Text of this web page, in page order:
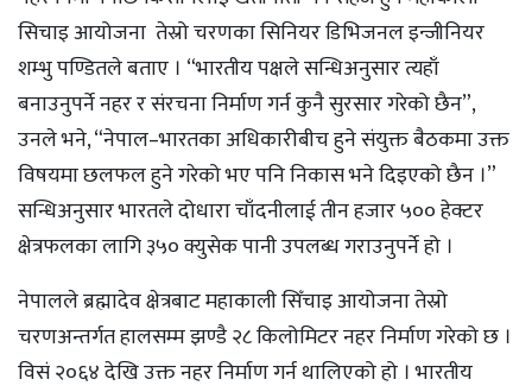
सिचाइ आयोजना तेस्रो चरणका सिनियर डिभिजनल इन्जीनियर
शम्भु पण्डितले बताए । “भारतीय पक्षले सन्धिअनुसार त्यहाँ
बनाउनुपर्ने नहर र संरचना निर्माण गर्न कुनै सुरसार गरेको छैन”,
उनले भने, “नेपाल–भारतका अधिकारीबीच हुने संयुक्त बैठकमा उक्त
विषयमा छलफल हुने गरेको भए पनि निकास भने दिइएको छैन ।”
सन्धिअनुसार भारतले दोधारा चाँदनीलाई तीन हजार ५०० हेक्टर
क्षेत्रफलका लागि ३५० क्युसेक पानी उपलब्ध गराउनुपर्ने हो ।
नेपालले ब्रह्मादेव क्षेत्रबाट महाकाली सिँचाइ आयोजना तेस्रो
चरणअन्तर्गत हालसम्म झण्डै २८ किलोमिटर नहर निर्माण गरेको छ ।
विसं २०६४ देखि उक्त नहर निर्माण गर्न थालिएको हो । भारतीय